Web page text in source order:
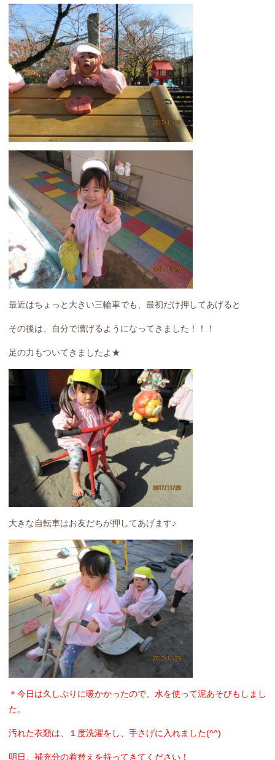
最近はちょっと大きい三輪車でも、最初だけ押してあげると
その後は、自分で漕げるようになってきました！！！
足の力もついてきましたよ★
大きな自転車はお友だちが押してあげます♪
＊今日は久しぶりに暖かかったので、水を使って泥あそびもしまし
た。
汚れた衣類は、１度洗濯をし、手さげに入れました(^^)
明日、補充分の着替えを持ってきてください！